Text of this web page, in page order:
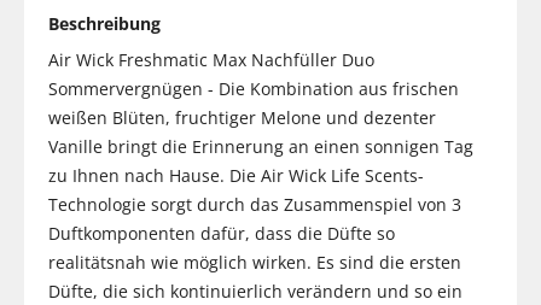
Beschreibung
Air Wick Freshmatic Max Nachfüller Duo
Sommervergnügen - Die Kombination aus frischen
weißen Blüten, fruchtiger Melone und dezenter
Vanille bringt die Erinnerung an einen sonnigen Tag
zu Ihnen nach Hause. Die Air Wick Life Scents-
Technologie sorgt durch das Zusammenspiel von 3
Duftkomponenten dafür, dass die Düfte so
realitätsnah wie möglich wirken. Es sind die ersten
Düfte, die sich kontinuierlich verändern und so ein